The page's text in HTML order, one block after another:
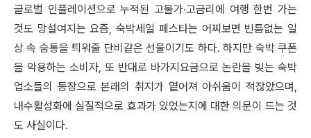
글로벌 인플레이션으로 누적된 고물가·고금리에 여행 한번 가는
것도 망설여지는 요즘, 숙박세일 페스타는 어찌보면 빈틈없는 일
상 속 숨통을 틔워줄 단비같은 선물이기도 하다. 하지만 숙박 쿠폰
을 악용하는 소비자, 또 반대로 바가지요금으로 논란을 빚는 숙박
업소들의 등장으로 본래의 취지가 옅어져 아쉬움이 적잖았으며,
내수활성화에 실질적으로 효과가 있었는지에 대한 의문이 드는 것
도 사실이다.